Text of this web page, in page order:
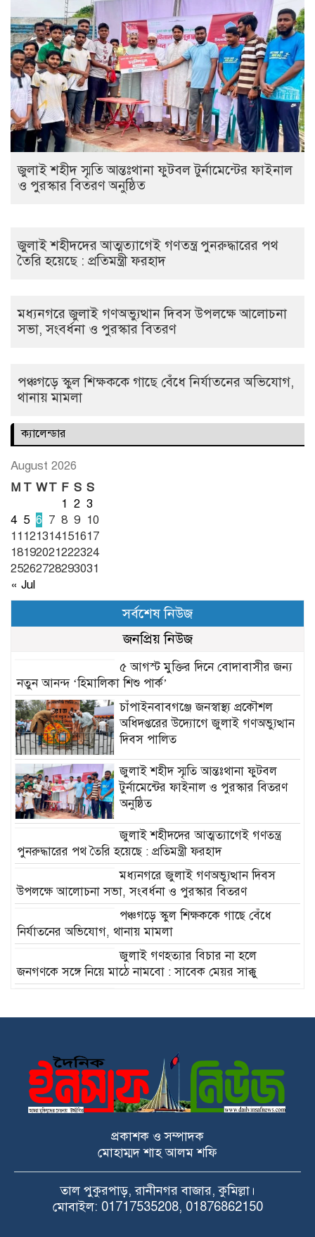
জুলাই শহীদ স্মৃতি আন্তঃথানা ফুটবল টুর্নামেন্টের ফাইনাল
ও পুরস্কার বিতরণ অনুষ্ঠিত
জুলাই শহীদদের আত্মত্যাগেই গণতন্ত্র পুনরুদ্ধারের পথ
তৈরি হয়েছে : প্রতিমন্ত্রী ফরহাদ
মধ্যনগরে জুলাই গণঅভ্যুত্থান দিবস উপলক্ষে আলোচনা
সভা, সংবর্ধনা ও পুরস্কার বিতরণ
পঞ্চগড়ে স্কুল শিক্ষককে গাছে বেঁধে নির্যাতনের অভিযোগ,
থানায় মামলা
ক্যালেন্ডার
August 2026
M T WT F S S
1 2 3
4 5 6 7 8 9 10
11121314151617
18192021222324
25262728293031
« Jul
সর্বশেষ নিউজ
জনপ্রিয় নিউজ
৫ আগস্ট মুক্তির দিনে বোদাবাসীর জন্য
নতুন আনন্দ ‘হিমালিকা শিশু পার্ক’
চাঁপাইনবাবগঞ্জে জনস্বাস্থ্য প্রকৌশল
অধিদপ্তরের উদ্যোগে জুলাই গণঅভ্যুত্থান
দিবস পালিত
জুলাই শহীদ স্মৃতি আন্তঃথানা ফুটবল
টুর্নামেন্টের ফাইনাল ও পুরস্কার বিতরণ
অনুষ্ঠিত
জুলাই শহীদদের আত্মত্যাগেই গণতন্ত্র
পুনরুদ্ধারের পথ তৈরি হয়েছে : প্রতিমন্ত্রী ফরহাদ
মধ্যনগরে জুলাই গণঅভ্যুত্থান দিবস
উপলক্ষে আলোচনা সভা, সংবর্ধনা ও পুরস্কার বিতরণ
পঞ্চগড়ে স্কুল শিক্ষককে গাছে বেঁধে
নির্যাতনের অভিযোগ, থানায় মামলা
জুলাই গণহত্যার বিচার না হলে
জনগণকে সঙ্গে নিয়ে মাঠে নামবো : সাবেক মেয়র সাক্কু
কুমিল্লায় ১১ দলের সমাবেশ ও গণমিছিল
গ্রামীণ শিক্ষার্থীদের স্বপ্ন পূরণে পানিসম্পদ
প্রতিমন্ত্রীর ২০ শিক্ষার্থীর মাঝে
বাইসাইকেল বিতরণ
প্রকাশক ও সম্পাদক
মোহাম্মদ শাহ আলম শফি
তাল পুকুরপাড়, রানীনগর বাজার, কুমিল্লা।
মোবাইল: 01717535208, 01876862150